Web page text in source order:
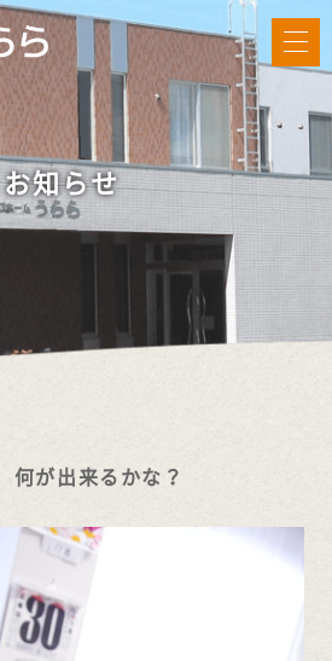
お知らせ
何が出来るかな？